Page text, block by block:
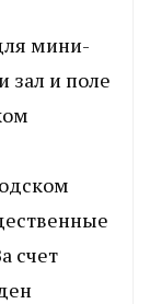
мини-
зал и поле
счет